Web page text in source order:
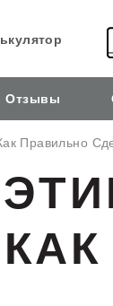
Отзывы
Правильно